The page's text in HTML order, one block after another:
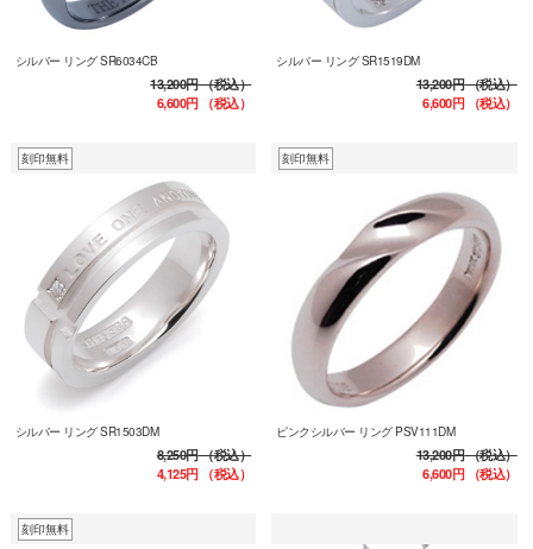
シルバー リング SR6034CB
13,200円（税込）
6,600円（税込）
シルバー リング SR1519DM
13,200円（税込）
6,600円（税込）
刻印無料
シルバー リング SR1503DM
8,250円（税込）
4,125円（税込）
刻印無料
ピンクシルバー リング PSV111DM
13,200円（税込）
6,600円（税込）
刻印無料